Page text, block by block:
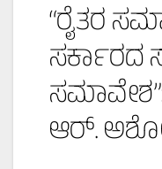
“ರೈತರ
ಸರ್ಕಾರದ
ಆರ್.